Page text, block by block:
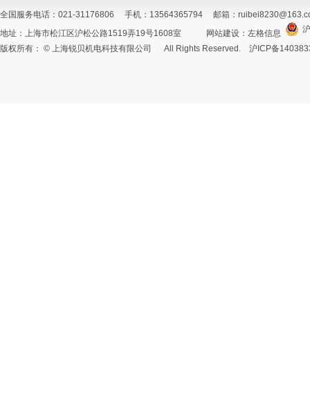
全国服务电话：021-31176806 手机：13564365794 邮箱：
地址：上海市松江区沪松公路1519弄19号1608室
网站建设 ： 左格信息
版权所有： © 上海锐贝机电科技有限公司 All Rights Reserved. 沪ICP备